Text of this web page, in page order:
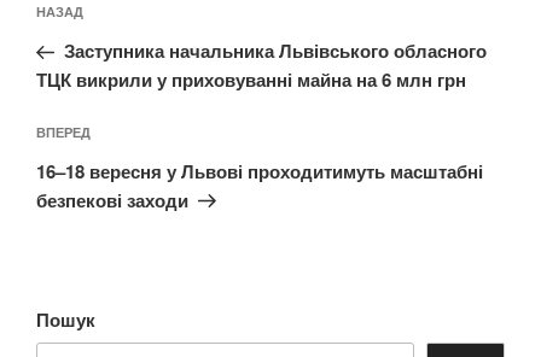
записів
Попередній
запис:
НАЗАД
Заступника начальника Львівського обласного
ТЦК викрили у приховуванні майна на 6 млн грн
Наступний
запис
ВПЕРЕД
16–18 вересня у Львові проходитимуть масштабні
безпекові заходи
Пошук